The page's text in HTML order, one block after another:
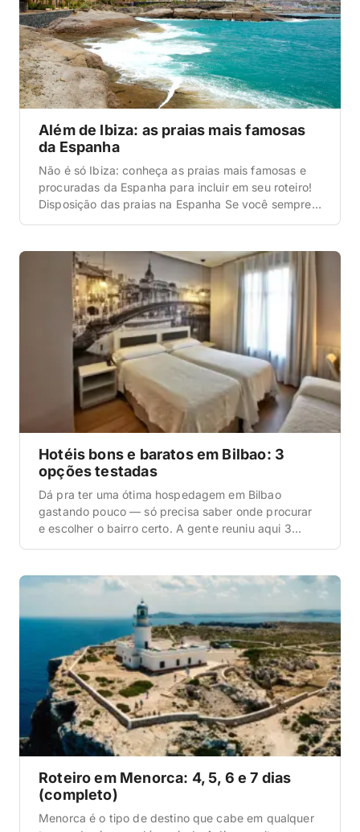
Além de Ibiza: as praias mais famosas
da Espanha
Não é só Ibiza: conheça as praias mais famosas e
procuradas da Espanha para incluir em seu roteiro!
Disposição das praias na Espanha Se você sempre
diversas praias tão boas quanto. A Espanha é um
país enorme, com ilhas, […]
Hotéis bons e baratos em Bilbao: 3
opções testadas
Dá pra ter uma ótima hospedagem em Bilbao
gastando pouco — só precisa saber onde procurar
e escolher o bairro certo. A gente reuniu aqui 3
lugar afastado e gastar o que economizou em táxi.
Quando a gente foi […]
Roteiro em Menorca: 4, 5, 6 e 7 dias
(completo)
Menorca é o tipo de destino que cabe em qualquer